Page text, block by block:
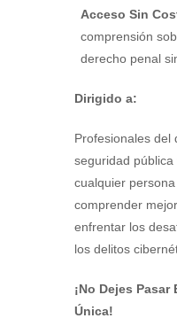
Acceso Sin
comprensión
derecho penal
Dirigido a:
Profesionales del
seguridad
cualquier
comprender
enfrentar los
los delitos
¡No Dejes
Única!